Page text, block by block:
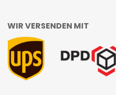
WIR VERSENDEN MIT